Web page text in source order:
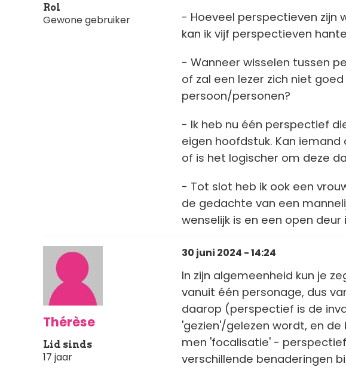
Rol
Gewone gebruiker
- Hoeveel perspectieven zijn
kan ik vijf perspectieven
- Wanneer wisselen tussen
of zal een lezer zich niet
persoon/personen?
- Ik heb nu één perspectief
eigen hoofdstuk. Kan
of is het logischer om deze
- Tot slot heb ik ook een
de gedachte van een
wenselijk is en een open deur
Thérèse
Lid sinds
17 jaar
30 juni 2024 - 14:24
In zijn algemeenheid kun je
vanuit één personage, dus
daarop (perspectief is de
'gezien'/gelezen wordt, en
men 'focalisatie' -
verschillende benaderingen